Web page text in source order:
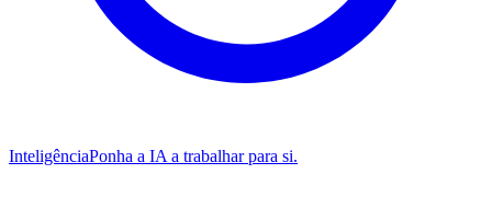
InteligênciaPonha a IA a trabalhar para si.